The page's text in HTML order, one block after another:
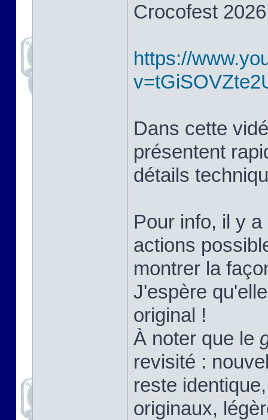
Crocofest
https://
Dans cette
présentent
détails
Pour info, il y
actions
montrer la
J'espère
original !
À noter que le
revisité :
reste
originaux,